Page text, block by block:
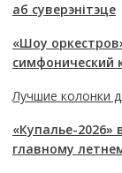
аб суверэнітэце
«Шоу
симфонический
Лучшие колонки
«Купалье-2026»
главному